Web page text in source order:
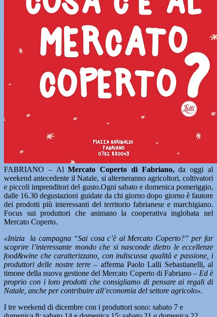
FABRIANO – AlMercato Coperto di Fabriano,da oggi al
weekend antecedente il Natale, si alterneranno agricoltori, coltivatori
e piccoli imprenditori del gusto.Ogni sabato e domenica pomeriggio,
dalle 16.30 degustazioni guidate da chi giorno dopo giorno è fautore
dei prodotti più interessanti del territorio fabrianese e marchigiano.
Focus sui produttori che animano la cooperativa inglobata nel
Mercato Coperto.
«Inizia la campagna “Sai cosa c’è al Mercato Coperto?” per far
scoprire l’interessante mondo che si nasconde dietro le eccellenze
food&wine che caratterizzano, con indiscussa qualità e passione, i
produttori delle nostre terre – afferma Paolo Lalli Sebastianelli, al
timone della nuova gestione del Mercato Coperto di Fabriano– Ed è
proprio con i loro prodotti che consigliamo di pensare ai regali di
Natale, anche per contribuire all’economia del settore agricolo».
I tre weekend di dicembre con i produttori sono: sabato 7 e